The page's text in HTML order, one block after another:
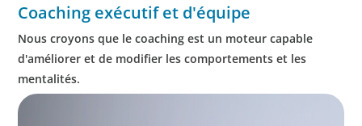
Coaching exécutif et d'équipe
Nous croyons que le coaching est un moteur capable
d'améliorer et de modifier les comportements et les
mentalités.